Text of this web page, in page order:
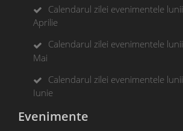
Calendarul zilei evenimentele lunii
Aprilie
Calendarul zilei evenimentele lunii
Mai
Calendarul zilei evenimentele lunii
Iunie
Evenimente